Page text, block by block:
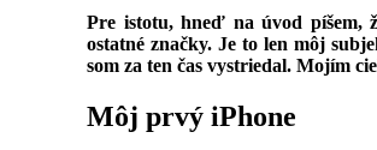
Pre istotu, hneď na úvod píšem,
ostatné značky. Je to len môj
som za ten čas vystriedal. Mojím
Môj prvý iPhone